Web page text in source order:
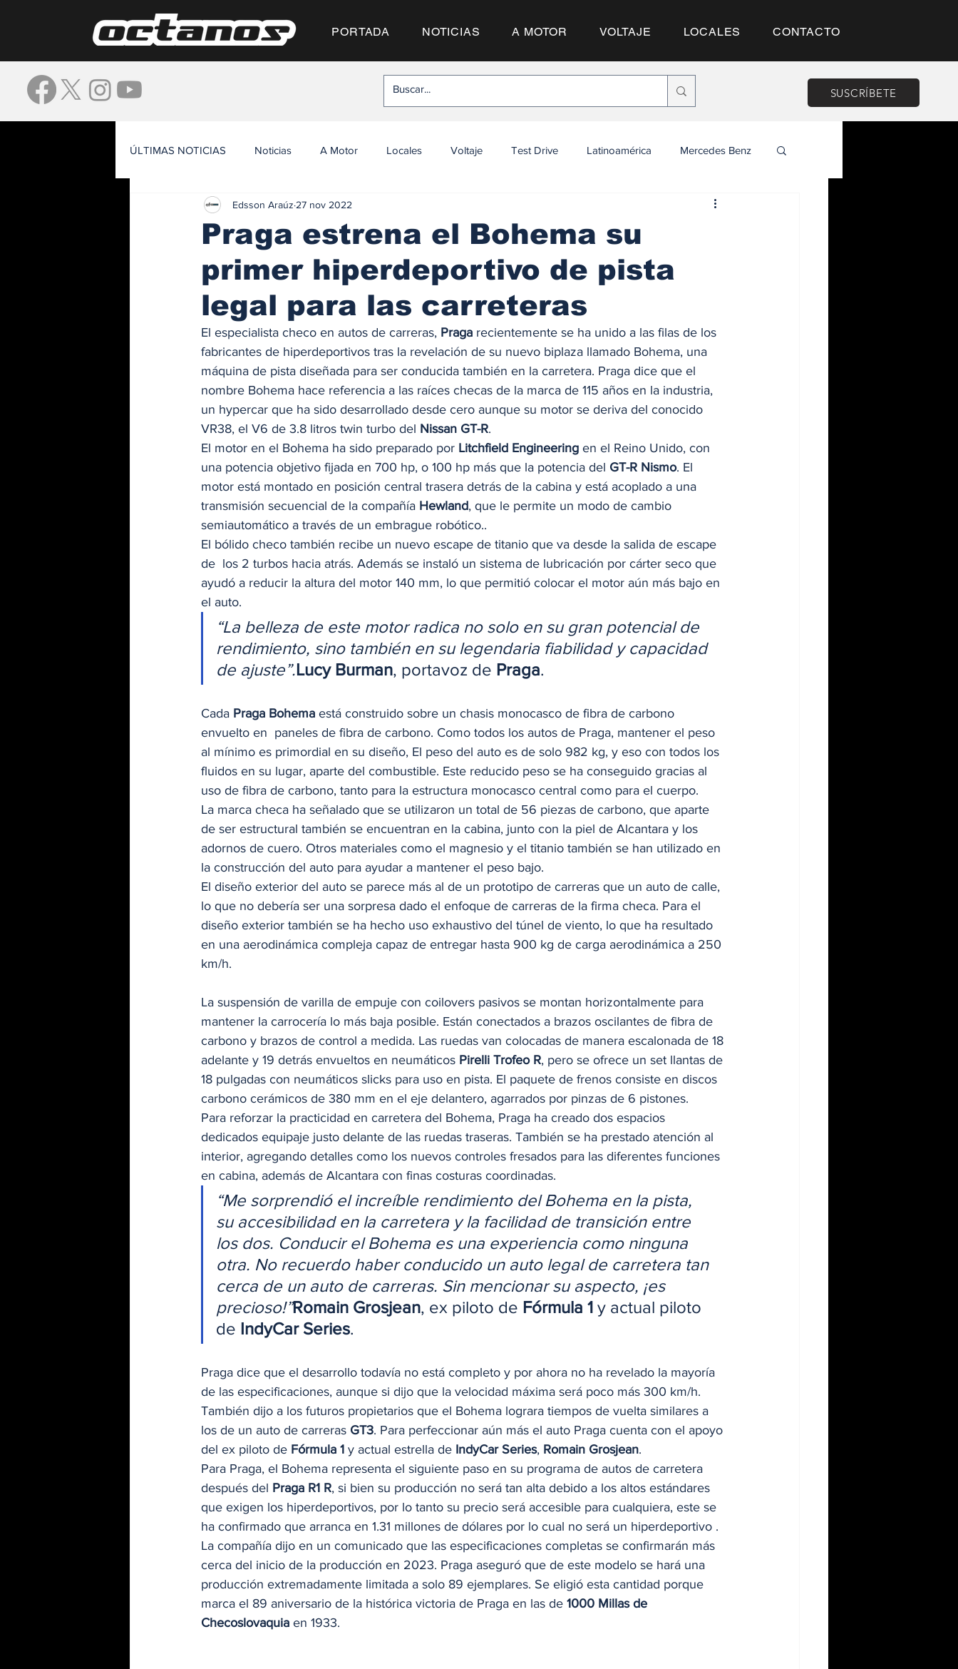
PORTADA NOTICIAS A MOTOR VOLTAJE LOCALES CONTACTO
SUSCRÍBETE
ÚLTIMAS NOTICIAS Noticias A Motor Locales Voltaje Test Drive Latinoamérica Mercedes Benz
Praga estrena el Bohema su
primer hiperdeportivo de pista
legal para las carreteras
Edsson Araúz 27 nov 2022
El especialista checo en autos de carreras, Praga recientemente se ha unido a las filas de los
fabricantes de hiperdeportivos tras la revelación de su nuevo biplaza llamado Bohema, una
máquina de pista diseñada para ser conducida también en la carretera. Praga dice que el
nombre Bohema hace referencia a las raíces checas de la marca de 115 años en la industria,
un hypercar que ha sido desarrollado desde cero aunque su motor se deriva del conocido
VR38, el V6 de 3.8 litros twin turbo del Nissan GT-R.
El motor en el Bohema ha sido preparado por Litchfield Engineering en el Reino Unido, con
una potencia objetivo fijada en 700 hp, o 100 hp más que la potencia del GT-R Nismo. El
motor está montado en posición central trasera detrás de la cabina y está acoplado a una
transmisión secuencial de la compañía Hewland, que le permite un modo de cambio
semiautomático a través de un embrague robótico..
El bólido checo también recibe un nuevo escape de titanio que va desde la salida de escape
de  los 2 turbos hacia atrás. Además se instaló un sistema de lubricación por cárter seco que
ayudó a reducir la altura del motor 140 mm, lo que permitió colocar el motor aún más bajo en
el auto.
“La belleza de este motor radica no solo en su gran potencial de
rendimiento, sino también en su legendaria fiabilidad y capacidad
de ajuste”.Lucy Burman, portavoz de Praga.
Cada Praga Bohema está construido sobre un chasis monocasco de fibra de carbono
envuelto en  paneles de fibra de carbono. Como todos los autos de Praga, mantener el peso
al mínimo es primordial en su diseño, El peso del auto es de solo 982 kg, y eso con todos los
fluidos en su lugar, aparte del combustible. Este reducido peso se ha conseguido gracias al
uso de fibra de carbono, tanto para la estructura monocasco central como para el cuerpo.
La marca checa ha señalado que se utilizaron un total de 56 piezas de carbono, que aparte
de ser estructural también se encuentran en la cabina, junto con la piel de Alcantara y los
adornos de cuero. Otros materiales como el magnesio y el titanio también se han utilizado en
la construcción del auto para ayudar a mantener el peso bajo.
El diseño exterior del auto se parece más al de un prototipo de carreras que un auto de calle,
lo que no debería ser una sorpresa dado el enfoque de carreras de la firma checa. Para el
diseño exterior también se ha hecho uso exhaustivo del túnel de viento, lo que ha resultado
en una aerodinámica compleja capaz de entregar hasta 900 kg de carga aerodinámica a 250
km/h.
La suspensión de varilla de empuje con coilovers pasivos se montan horizontalmente para
mantener la carrocería lo más baja posible. Están conectados a brazos oscilantes de fibra de
carbono y brazos de control a medida. Las ruedas van colocadas de manera escalonada de 18
adelante y 19 detrás envueltos en neumáticos Pirelli Trofeo R, pero se ofrece un set llantas de
18 pulgadas con neumáticos slicks para uso en pista. El paquete de frenos consiste en discos
carbono cerámicos de 380 mm en el eje delantero, agarrados por pinzas de 6 pistones.
Para reforzar la practicidad en carretera del Bohema, Praga ha creado dos espacios
dedicados equipaje justo delante de las ruedas traseras. También se ha prestado atención al
interior, agregando detalles como los nuevos controles fresados para las diferentes funciones
en cabina, además de Alcantara con finas costuras coordinadas.
“Me sorprendió el increíble rendimiento del Bohema en la pista,
su accesibilidad en la carretera y la facilidad de transición entre
los dos. Conducir el Bohema es una experiencia como ninguna
otra. No recuerdo haber conducido un auto legal de carretera tan
cerca de un auto de carreras. Sin mencionar su aspecto, ¡es
precioso!”Romain Grosjean, ex piloto de Fórmula 1 y actual piloto
de IndyCar Series.
Praga dice que el desarrollo todavía no está completo y por ahora no ha revelado la mayoría
de las especificaciones, aunque si dijo que la velocidad máxima será poco más 300 km/h.
También dijo a los futuros propietarios que el Bohema lograra tiempos de vuelta similares a
los de un auto de carreras GT3. Para perfeccionar aún más el auto Praga cuenta con el apoyo
del ex piloto de Fórmula 1 y actual estrella de IndyCar Series, Romain Grosjean.
Para Praga, el Bohema representa el siguiente paso en su programa de autos de carretera
después del Praga R1 R, si bien su producción no será tan alta debido a los altos estándares
que exigen los hiperdeportivos, por lo tanto su precio será accesible para cualquiera, este se
ha confirmado que arranca en 1.31 millones de dólares por lo cual no será un hiperdeportivo .
La compañía dijo en un comunicado que las especificaciones completas se confirmarán más
cerca del inicio de la producción en 2023. Praga aseguró que de este modelo se hará una
producción extremadamente limitada a solo 89 ejemplares. Se eligió esta cantidad porque
marca el 89 aniversario de la histórica victoria de Praga en las de 1000 Millas de
Checoslovaquia en 1933.